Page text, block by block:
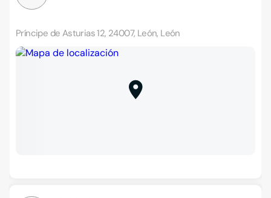
Príncipe de Asturias 12, 24007, León, León